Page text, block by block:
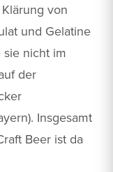
von
und Gelatine
nicht im
der
Insgesamt
Beer ist da